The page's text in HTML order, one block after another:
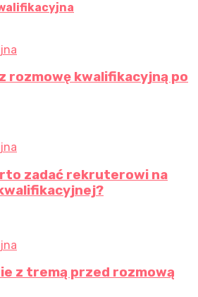
rozmowę kwalifikacyjną po
zadać rekruterowi na
z tremą przed rozmową